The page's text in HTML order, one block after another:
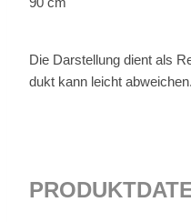
Die Dar­stel­lung dient als
dukt kann leicht ab­wei­chen.